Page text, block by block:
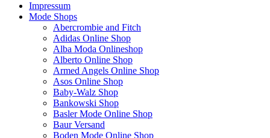
Impressum
Mode Shops
Abercrombie and Fitch
Adidas Online Shop
Alba Moda Onlineshop
Alberto Online Shop
Armed Angels Online Shop
Asos Online Shop
Baby-Walz Shop
Bankowski Shop
Basler Mode Online Shop
Baur Versand
Boden Mode Online Shop